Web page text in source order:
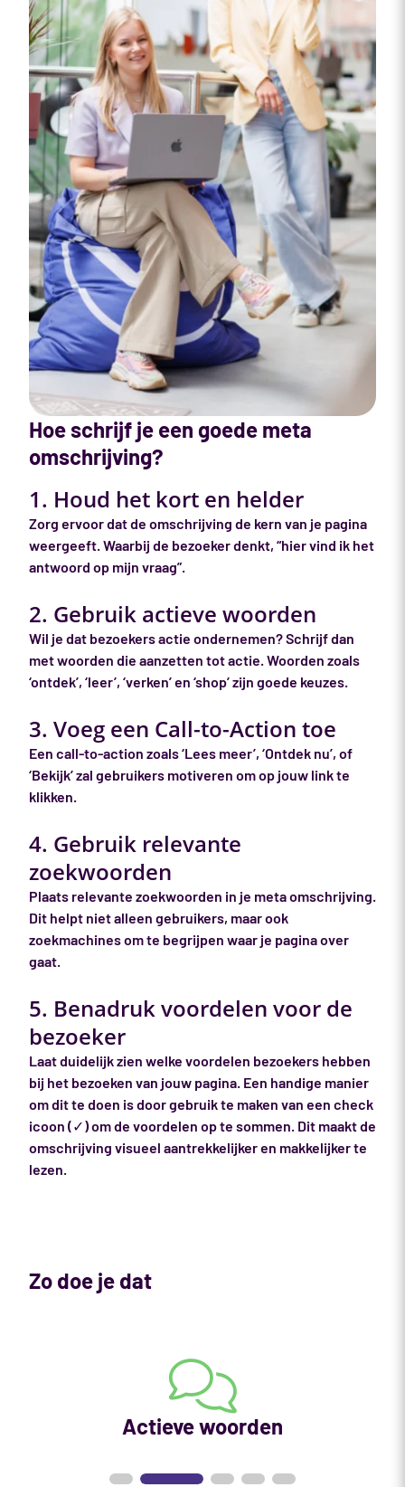
Hoe schrijf je een goede meta
omschrijving?
1. Houd het kort en helder
Zorg ervoor dat de omschrijving de kern van je pagina
weergeeft. Waarbij de bezoeker denkt, “hier vind ik het
antwoord op mijn vraag”.
2. Gebruik actieve woorden
Wil je dat bezoekers actie ondernemen? Schrijf dan
met woorden die aanzetten tot actie. Woorden zoals
‘ontdek’, ‘leer’, ‘verken’ en ‘shop’ zijn goede keuzes.
3. Voeg een Call-to-Action toe
Een call-to-action zoals ‘Lees meer’, ‘Ontdek nu’, of
‘Bekijk’ zal gebruikers motiveren om op jouw link te
klikken.
4. Gebruik relevante
zoekwoorden
Plaats relevante zoekwoorden in je meta omschrijving.
Dit helpt niet alleen gebruikers, maar ook
zoekmachines om te begrijpen waar je pagina over
gaat.
5. Benadruk voordelen voor de
bezoeker
Laat duidelijk zien welke voordelen bezoekers hebben
bij het bezoeken van jouw pagina. Een handige manier
om dit te doen is door gebruik te maken van een check
icoon (✓) om de voordelen op te sommen. Dit maakt de
omschrijving visueel aantrekkelijker en makkelijker te
lezen.
Zo doe je dat
Actieve woorden